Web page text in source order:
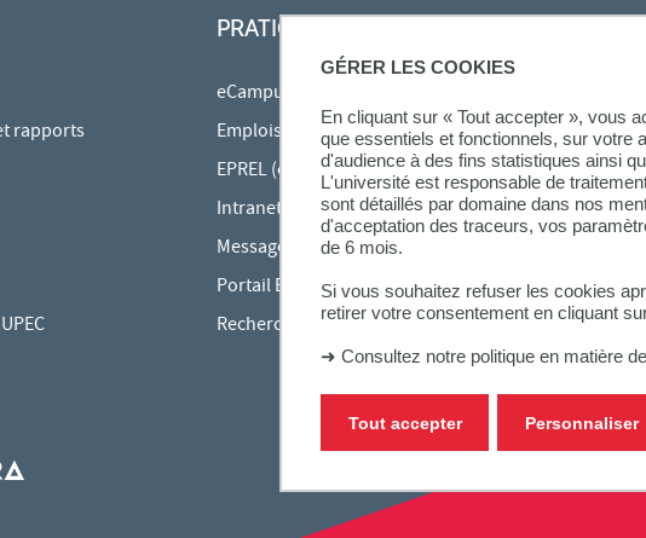
GÉRER LES COOKIES
En cliquant sur « Tout accepter », vous
que essentiels et fonctionnels, sur votre
d'audience à des fins statistiques ainsi
L'université est responsable de
sont détaillés par domaine dans nos
d'acceptation des traceurs, vos
de 6 mois.
Si vous souhaitez refuser les cookies
retirer votre consentement en cliquant
➜ Consultez notre politique en matière
Tout accepter Personnaliser
rapports
PRATIQUE
eCampus
Emplois du temps en ligne
EPREL (cours en ligne)
Intranet des personnels
Messagerie étudiante
Portail Bu Athéna
Rechercher une formation